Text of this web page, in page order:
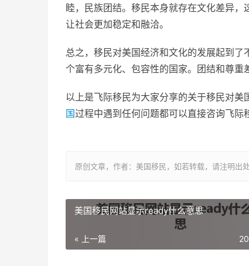
睦，民族团结。移民本身就存在文化差异，
让社会更加稳定和融洽。
总之，移民对美国经济和文化的发展起到
个富有多元化、包容性的国家。团结和尊重
以上是飞际移民为大家分享的关于移民对
国过程中遇到任何问题都可以直接咨询飞际
原创文章，作者：美国移民，如若转载，请注明
美国移民网站显示ready什么意思
« 上一篇